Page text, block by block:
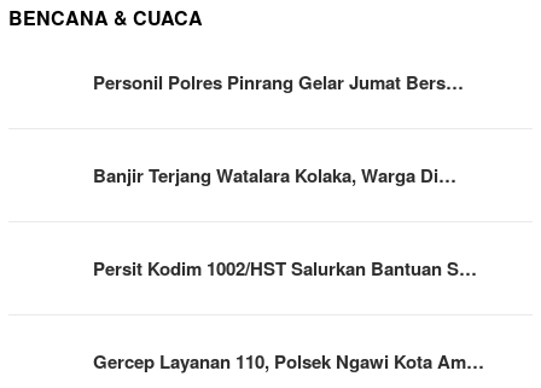
BENCANA & CUACA
Personil Polres Pinrang Gelar Jumat Bers…
Banjir Terjang Watalara Kolaka, Warga Di…
Persit Kodim 1002/HST Salurkan Bantuan S…
Gercep Layanan 110, Polsek Ngawi Kota Am…